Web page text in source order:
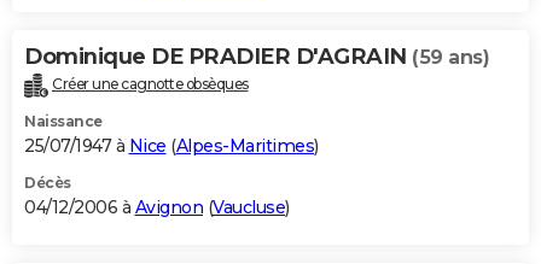
Dominique DE PRADIER D'AGRAIN (59 ans)
Créer une cagnotte obsèques
Naissance
25/07/1947 à Nice (Alpes-Maritimes)
Décès
04/12/2006 à Avignon (Vaucluse)